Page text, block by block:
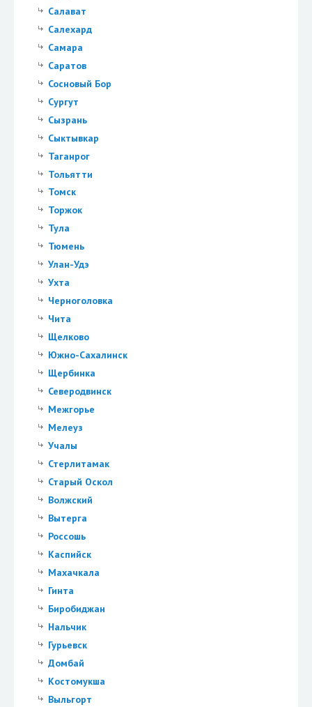
Салават
Салехард
Самара
Саратов
Сосновый Бор
Сургут
Сызрань
Сыктывкар
Таганрог
Тольятти
Томск
Торжок
Тула
Тюмень
Улан-Удэ
Ухта
Черноголовка
Чита
Щелково
Южно-Сахалинск
Щербинка
Северодвинск
Межгорье
Мелеуз
Учалы
Стерлитамак
Старый Оскол
Волжский
Вытерга
Россошь
Каспийск
Махачкала
Гинта
Биробиджан
Нальчик
Гурьевск
Домбай
Костомукша
Выльгорт